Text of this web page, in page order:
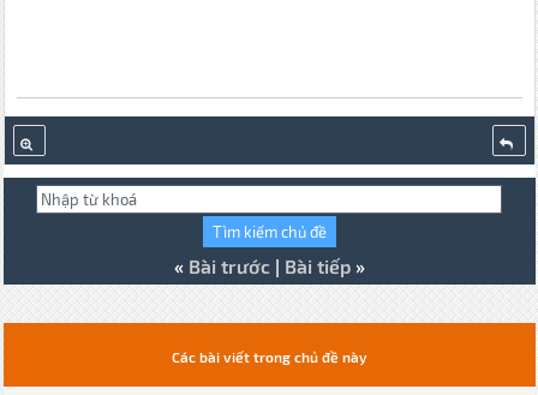
« Bài trước| Bài tiếp»
Các bài viết trong chủ đề này